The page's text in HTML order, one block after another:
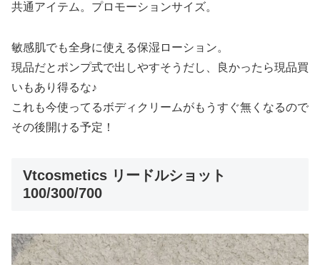
共通アイテム。プロモーションサイズ。
敏感肌でも全身に使える保湿ローション。
現品だとポンプ式で出しやすそうだし、良かったら現品買
いもあり得るな♪
これも今使ってるボディクリームがもうすぐ無くなるので
その後開ける予定！
Vtcosmetics リードルショット
100/300/700